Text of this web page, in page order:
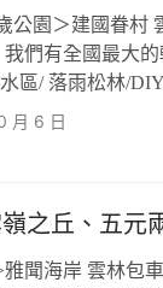
公園＞建國眷村
們有全國最大
區/ 落雨松林/
隧道入口處，可
月 6 日
之丘、五元
聞海岸 雲林包